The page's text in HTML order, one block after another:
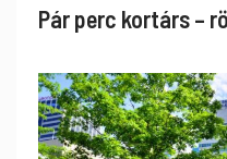
Pár perc kortárs –